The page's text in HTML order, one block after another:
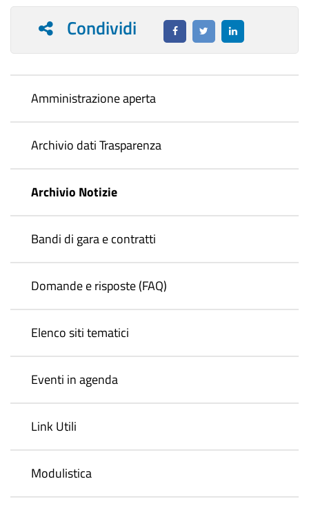
Condividi
Amministrazione aperta
Archivio dati Trasparenza
Archivio Notizie
Bandi di gara e contratti
Domande e risposte (FAQ)
Elenco siti tematici
Eventi in agenda
Link Utili
Modulistica